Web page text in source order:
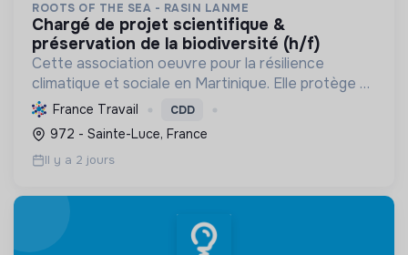
ROOTS OF THE SEA - RASIN LANME
chargé de projet scientifique &
préservation de la biodiversité (h/f)
Cette association oeuvre pour la résilience
climatique et sociale en Martinique. Elle protège et
restaure les écosystèmes marins et côtiers,
sensibilise le public et mobilise les citoyens pour un
aven...
France Travail CDD
972 - Sainte-Luce, France
Il y a 2 jours